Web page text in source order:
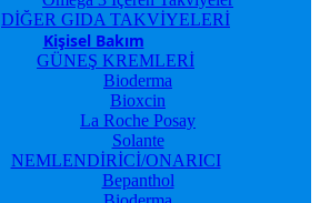
DİĞER GIDA TAKVİYELERİ
Kişisel Bakım
GÜNEŞ KREMLERİ
Bioderma
Bioxcin
La Roche Posay
Solante
NEMLENDİRİCİ/ONARICI
Bepanthol